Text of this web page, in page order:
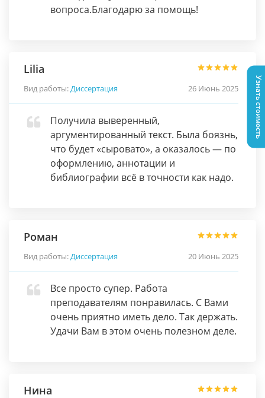
вопроса.Благодарю за помощь!
Lilia
Вид работы:Диссертация 26 Июнь 2025
Получила выверенный,
аргументированный текст. Была боязнь,
что будет «сыровато», а оказалось — по
оформлению, аннотации и
библиографии всё в точности как надо.
Роман
Вид работы:Диссертация 20 Июнь 2025
Все просто супер. Работа
преподавателям понравилась. С Вами
очень приятно иметь дело. Так держать.
Удачи Вам в этом очень полезном деле.
Нина
Узнать стоимость